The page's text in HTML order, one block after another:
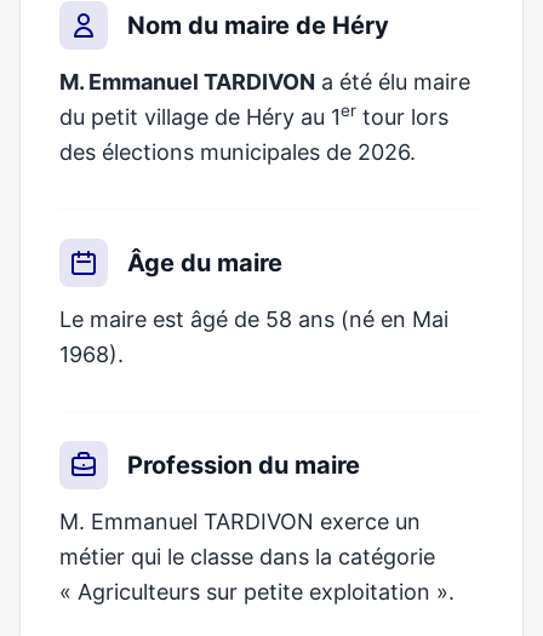
Nom du maire de Héry
M. Emmanuel TARDIVON a été élu maire
du petit village de Héry au 1er tour lors
des élections municipales de 2026.
Âge du maire
Le maire est âgé de 58 ans (né en Mai
1968).
Profession du maire
M. Emmanuel TARDIVON exerce un
métier qui le classe dans la catégorie
« Agriculteurs sur petite exploitation ».